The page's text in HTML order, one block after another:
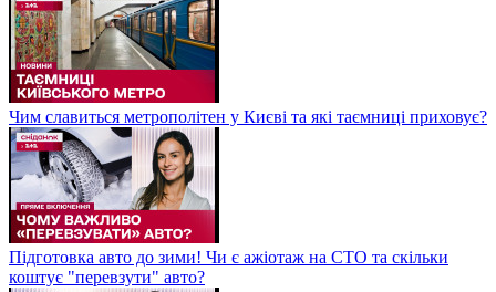
Чим славиться метрополітен у Києві та які таємниці приховує?
Підготовка авто до зими! Чи є ажіотаж на СТО та скільки
коштує "перевзути" авто?